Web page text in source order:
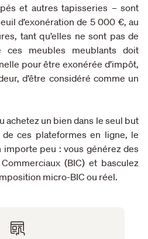
et autres tapisseries – sont
d’exonération de 5 000 €, au
tant qu’elles ne sont pas de
ces meubles meublants doit
pour être exonérée d’impôt,
d’être considéré comme un
achetez un bien dans le seul but
ces plateformes en ligne, le
importe peu : vous générez des
(BIC) et basculez
micro-BIC ou réel.